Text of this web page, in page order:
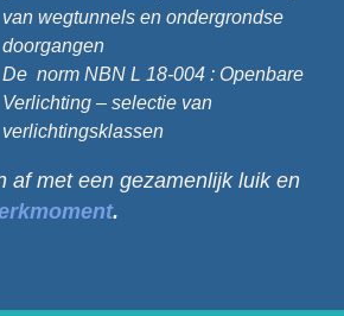
van wegtunnels en ondergrondse
doorgangen
De norm NBN L 18-004 : Openbare
Verlichting – selectie van
verlichtingsklassen
af met een gezamenlijk luik en
.